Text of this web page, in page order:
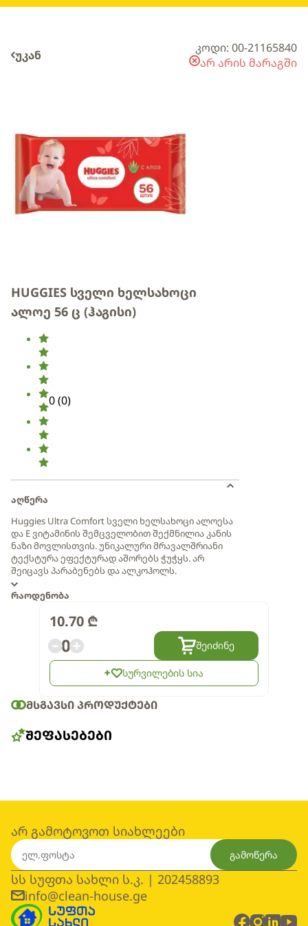
უკან
კოდი: 00-21165840
არ არის მარაგში
HUGGIES სველი ხელსახოცი
ალოე 56 ც (ჰაგისი)
0(0)
აღწერა
Huggies Ultra Comfort სველი ხელსახოცი ალოესა
და E ვიტამინის შემცველობით შექმნილია კანის
ნაზი მოვლისთვის. უნიკალური მრავალშრიანი
ტექსტურა ეფექტურად აშორებს ჭუჭყს. არ
შეიცავს პარაბენებს და ალკოჰოლს.
რაოდენობა
10.70 ₾
0 შეიძინე
სურვილების სია
ᲛᲡᲒᲐᲕᲡᲘ ᲞᲠᲝᲓᲣᲥᲢᲔᲑᲘ
ᲨᲔᲤᲐᲡᲔᲑᲔᲑᲘ
არ გამოტოვოთ სიახლეები
გამოწერა
სს სუფთა სახლი ს.კ. | 202458893
info@clean-house.ge